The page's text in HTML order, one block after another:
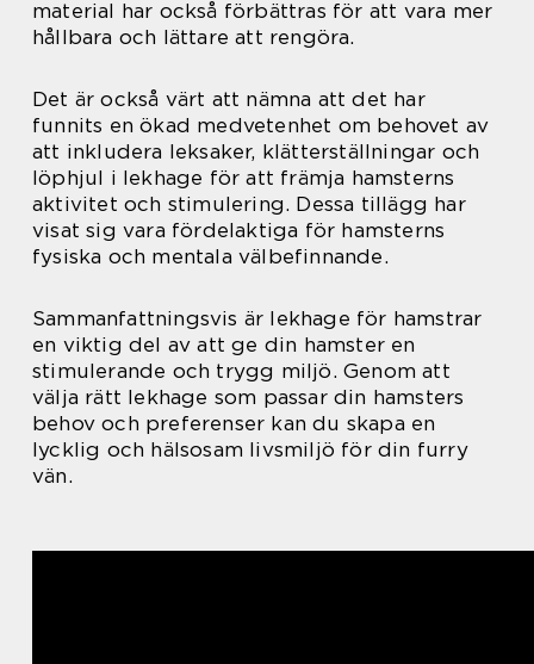
material har också förbättras för att vara mer
hållbara och lättare att rengöra.
Det är också värt att nämna att det har
funnits en ökad medvetenhet om behovet av
att inkludera leksaker, klätterställningar och
löphjul i lekhage för att främja hamsterns
aktivitet och stimulering. Dessa tillägg har
visat sig vara fördelaktiga för hamsterns
fysiska och mentala välbefinnande.
Sammanfattningsvis är lekhage för hamstrar
en viktig del av att ge din hamster en
stimulerande och trygg miljö. Genom att
välja rätt lekhage som passar din hamsters
behov och preferenser kan du skapa en
lycklig och hälsosam livsmiljö för din furry
vän.